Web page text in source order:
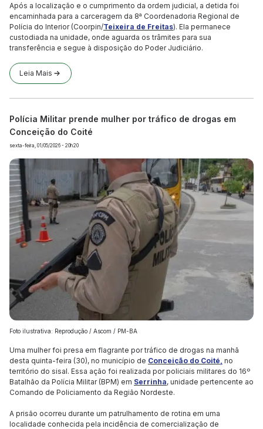
Após a localização e o cumprimento da ordem judicial, a detida foi
encaminhada para a carceragem da 8ª Coordenadoria Regional de
Polícia do Interior (Coorpin/Teixeira de Freitas). Ela permanece
custodiada na unidade, onde aguarda os trâmites para sua
transferência e segue à disposição do Poder Judiciário.
Leia Mais
Polícia Militar prende mulher por tráfico de drogas em
Conceição do Coité
sexta-feira, 01/05/2026 - 20h20
Foto ilustrativa: Reprodução / Ascom / PM-BA
Uma mulher foi presa em flagrante por tráfico de drogas na manhã
desta quinta-feira (30), no município de Conceição do Coité, no
território do sisal. Essa ação foi realizada por policiais militares do 16º
Batalhão da Polícia Militar (BPM) em Serrinha, unidade pertencente ao
Comando de Policiamento da Região Nordeste.
A prisão ocorreu durante um patrulhamento de rotina em uma
localidade conhecida pela incidência de comercialização de